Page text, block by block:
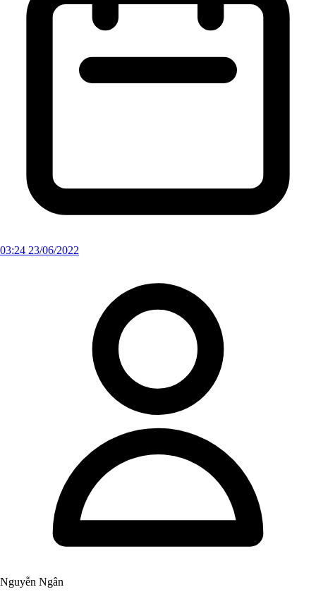
03:24 23/06/2022
Nguyễn Ngân